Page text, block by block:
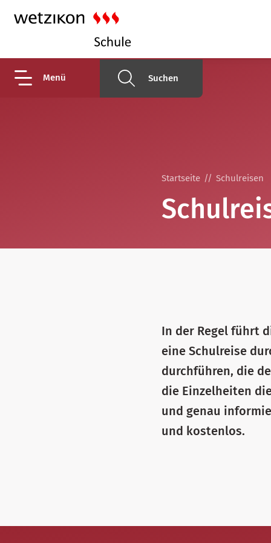
Menü Suchen
Startseite Schulreisen
In der Regel führt
eine Schulreise
durchführen, die
die Einzelheiten
und genau
und kostenlos.